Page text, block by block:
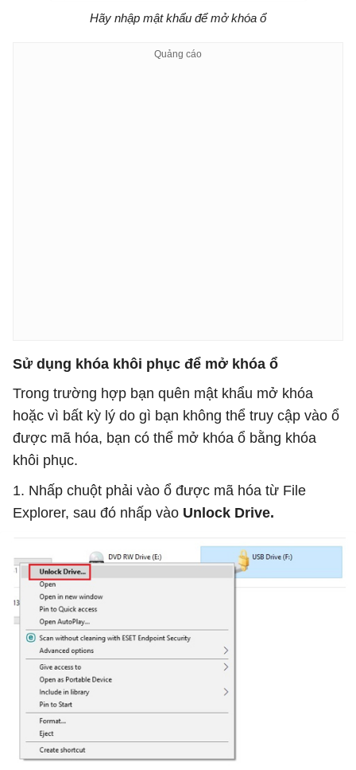
Hãy nhập mật khẩu để mở khóa ổ
Sử dụng khóa khôi phục để mở khóa ổ
Trong trường hợp bạn quên mật khẩu mở khóa
hoặc vì bất kỳ lý do gì bạn không thể truy cập vào ổ
được mã hóa, bạn có thể mở khóa ổ bằng khóa
khôi phục.
1. Nhấp chuột phải vào ổ được mã hóa từ File
Explorer, sau đó nhấp vào Unlock Drive.